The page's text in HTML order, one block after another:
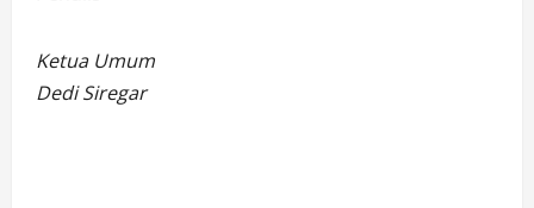
Ketua Umum
Dedi Siregar